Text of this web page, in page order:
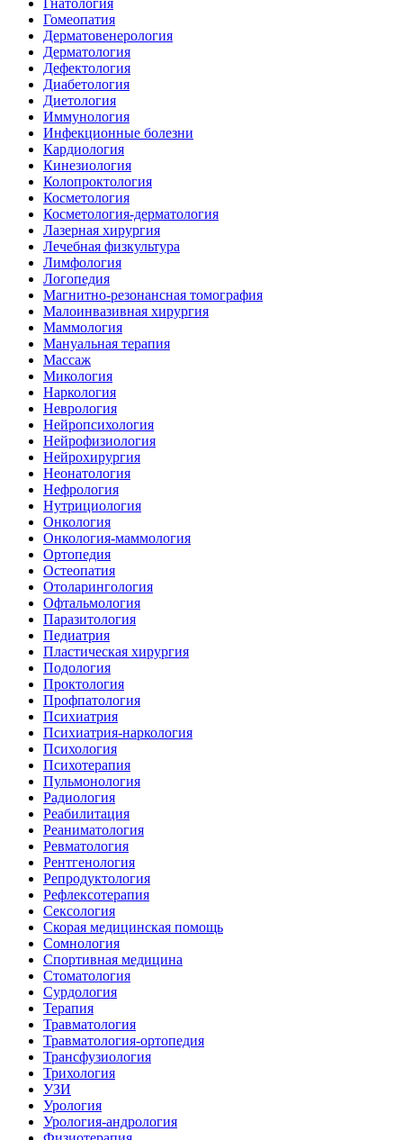
Гомеопатия
Дерматовенерология
Дерматология
Дефектология
Диабетология
Диетология
Иммунология
Инфекционные болезни
Кардиология
Кинезиология
Колопроктология
Косметология
Косметология-дерматология
Лазерная хирургия
Лечебная физкультура
Лимфология
Логопедия
Магнитно-резонансная томография
Малоинвазивная хирургия
Маммология
Мануальная терапия
Массаж
Микология
Наркология
Неврология
Нейропсихология
Нейрофизиология
Нейрохирургия
Неонатология
Нефрология
Нутрициология
Онкология
Онкология-маммология
Ортопедия
Остеопатия
Отоларингология
Офтальмология
Паразитология
Педиатрия
Пластическая хирургия
Подология
Проктология
Профпатология
Психиатрия
Психиатрия-наркология
Психология
Психотерапия
Пульмонология
Радиология
Реабилитация
Реаниматология
Ревматология
Рентгенология
Репродуктология
Рефлексотерапия
Сексология
Скорая медицинская помощь
Сомнология
Спортивная медицина
Стоматология
Сурдология
Терапия
Травматология
Травматология-ортопедия
Трансфузиология
Трихология
УЗИ
Урология
Урология-андрология